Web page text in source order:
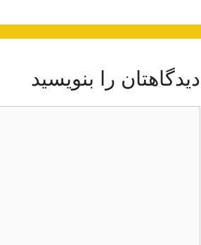
دیدگاهتان را بنویسید